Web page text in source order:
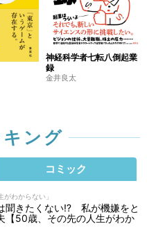
神経科学者七転八倒起業
録
金井良太
ング
コミック
わからない」
聞きたくない⁉ 私が機嫌をと
【50歳、その先の人生がわか